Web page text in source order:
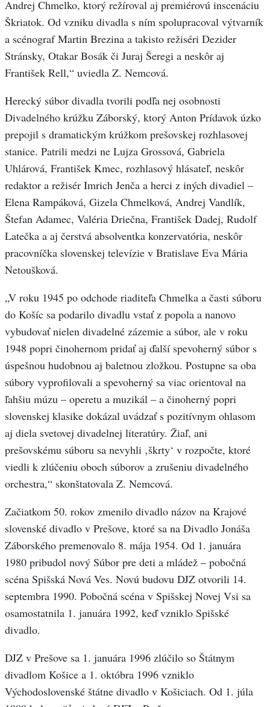
Andrej Chmelko, ktorý režíroval aj premiérovú inscenáciu
Škriatok. Od vzniku divadla s ním spolupracoval výtvarník
a scénograf Martin Brezina a takisto režiséri Dezider
Stránsky, Otakar Bosák či Juraj Šeregi a neskôr aj
František Rell,“ uviedla Z. Nemcová.
Herecký súbor divadla tvorili podľa nej osobnosti
Divadelného krúžku Záborský, ktorý Anton Prídavok úzko
prepojil s dramatickým krúžkom prešovskej rozhlasovej
stanice. Patrili medzi ne Lujza Grossová, Gabriela
Uhlárová, František Kmec, rozhlasový hlásateľ, neskôr
redaktor a režisér Imrich Jenča a herci z iných divadiel –
Elena Rampáková, Gizela Chmelková, Andrej Vandlík,
Štefan Adamec, Valéria Driečna, František Dadej, Rudolf
Latečka a aj čerstvá absolventka konzervatória, neskôr
pracovníčka slovenskej televízie v Bratislave Eva Mária
Netoušková.
„V roku 1945 po odchode riaditeľa Chmelka a časti súboru
do Košíc sa podarilo divadlu vstať z popola a nanovo
vybudovať nielen divadelné zázemie a súbor, ale v roku
1948 popri činohernom pridať aj ďalší spevoherný súbor s
úspešnou hudobnou aj baletnou zložkou. Postupne sa oba
súbory vyprofilovali a spevoherný sa viac orientoval na
ľahšiu múzu – operetu a muzikál – a činoherný popri
slovenskej klasike dokázal uvádzať s pozitívnym ohlasom
aj diela svetovej divadelnej literatúry. Žiaľ, ani
prešovskému súboru sa nevyhli ‚škrty‘ v rozpočte, ktoré
viedli k zlúčeniu oboch súborov a zrušeniu divadelného
orchestra,“ skonštatovala Z. Nemcová.
Začiatkom 50. rokov zmenilo divadlo názov na Krajové
slovenské divadlo v Prešove, ktoré sa na Divadlo Jonáša
Záborského premenovalo 8. mája 1954. Od 1. januára
1980 pribudol nový Súbor pre deti a mládež – pobočná
scéna Spišská Nová Ves. Novú budovu DJZ otvorili 14.
septembra 1990. Pobočná scéna v Spišskej Novej Vsi sa
osamostatnila 1. januára 1992, keď vzniklo Spišské
divadlo.
DJZ v Prešove sa 1. januára 1996 zlúčilo so Štátnym
divadlom Košice a 1. októbra 1996 vzniklo
Východoslovenské štátne divadlo v Košiciach. Od 1. júla